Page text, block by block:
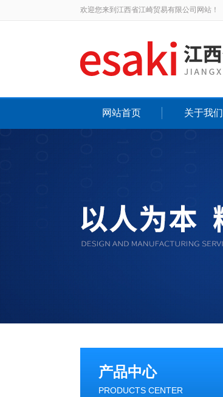
欢迎您来到江西省江崎贸易有限公司网站！
网站首页 关于我们
产品中心
PRODUCTS CENTER